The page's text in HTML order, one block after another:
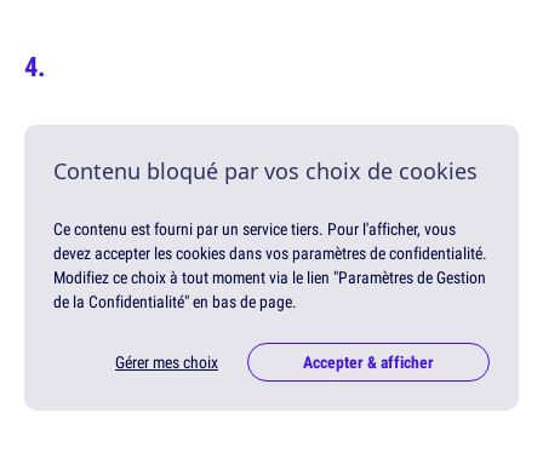
Contenu bloqué par vos choix de cookies
Ce contenu est fourni par un service tiers. Pour l'afficher, vous
devez accepter les cookies dans vos paramètres de confidentialité.
Modifiez ce choix à tout moment via le lien "Paramètres de Gestion
de la Confidentialité" en bas de page.
Gérer mes choix Accepter & afficher